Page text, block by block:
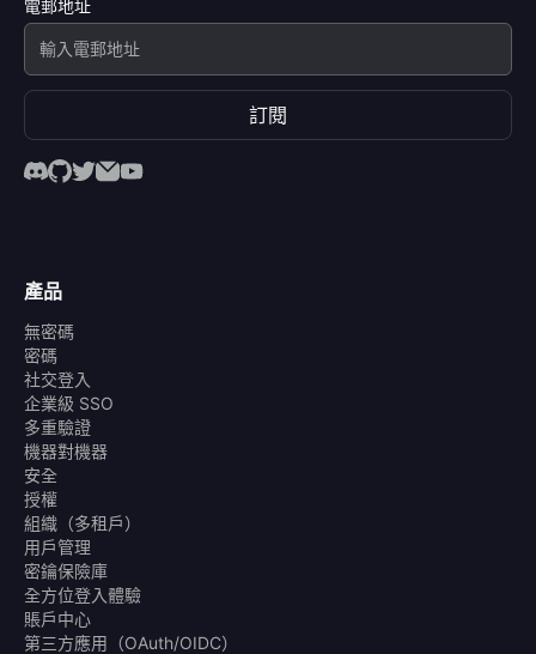
電郵地址
訂閱
產品
無密碼
密碼
社交登入
企業級 SSO
多重驗證
機器對機器
安全
授權
組織（多租戶）
用戶管理
密鑰保險庫
全方位登入體驗
賬戶中心
第三方應用（OAuth/OIDC）